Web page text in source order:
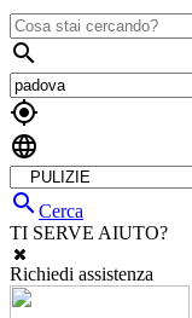



Cerca
TI SERVE AIUTO?
Richiedi assistenza